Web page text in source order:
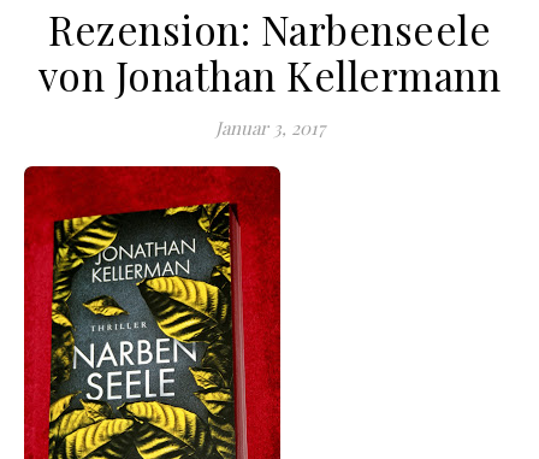
Rezension: Narbenseele
von Jonathan Kellermann
Januar 3, 2017